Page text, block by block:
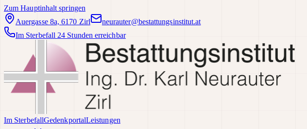
Zum Hauptinhalt springen
Auergasse 8a, 6170 Zirl
neurauter@bestattungsinstitut.at
Im Sterbefall 24 Stunden erreichbar
Im SterbefallGedenkportalLeistungen